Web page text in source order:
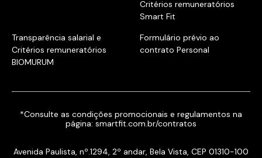
Critérios remuneratórios
Smart Fit
Transparência salarial e
Critérios remuneratórios
BIOMURUM
Formulário prévio ao
contrato Personal
*Consulte as condições promocionais e regulamentos na
página: smartfit.com.br/contratos
Avenida Paulista, nº.1294, 2º andar, Bela Vista, CEP 01310-100